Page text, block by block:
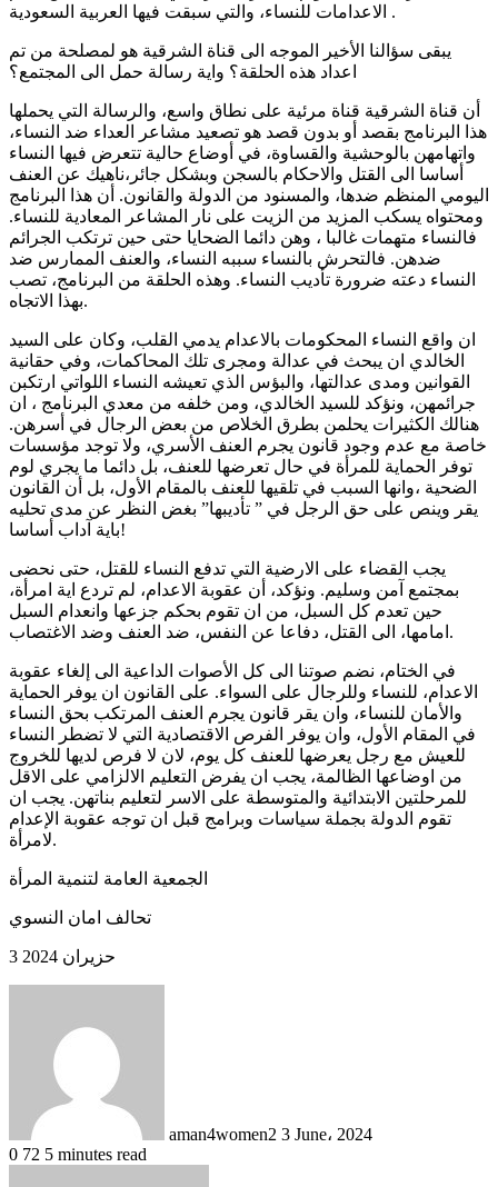
الاعدامات للنساء، والتي سبقت فيها العربية السعودية .
يبقى سؤالنا الأخير الموجه الى قناة الشرقية هو لمصلحة من تم
اعداد هذه الحلقة؟ واية رسالة حمل الى المجتمع؟
أن قناة الشرقية قناة مرئية على نطاق واسع، والرسالة التي يحملها
هذا البرنامج بقصد أو بدون قصد هو تصعيد مشاعر العداء ضد النساء،
واتهامهن بالوحشية والقساوة، في أوضاع حالية تتعرض فيها النساء
أساسا الى القتل والاحكام بالسجن وبشكل جائر،ناهيك عن العنف
اليومي المنظم ضدها، والمسنود من الدولة والقانون. أن هذا البرنامج
ومحتواه يسكب المزيد من الزيت على نار المشاعر المعادية للنساء.
فالنساء متهمات غالبا ، وهن دائما الضحايا حتى حين ترتكب الجرائم
ضدهن. فالتحرش بالنساء سببه النساء، والعنف الممارس ضد
النساء دعته ضرورة تأديب النساء. وهذه الحلقة من البرنامج، تصب
بهذا الاتجاه.
ان واقع النساء المحكومات بالاعدام يدمي القلب، وكان على السيد
الخالدي ان يبحث في عدالة ومجرى تلك المحاكمات، وفي حقانية
القوانين ومدى عدالتها، والبؤس الذي تعيشه النساء اللواتي ارتكبن
جرائمهن، ونؤكد للسيد الخالدي، ومن خلفه من معدي البرنامج ، ان
هنالك الكثيرات يحلمن بطرق الخلاص من بعض الرجال في أسرهن.
خاصة مع عدم وجود قانون يجرم العنف الأسري، ولا توجد مؤسسات
توفر الحماية للمرأة في حال تعرضها للعنف، بل دائما ما يجري لوم
الضحية ،وانها السبب في تلقيها للعنف بالمقام الأول، بل أن القانون
يقر وينص على حق الرجل في ” تأديبها” بغض النظر عن مدى تحليه
باية آداب أساسا!
يجب القضاء على الارضية التي تدفع النساء للقتل، حتى نحضى
بمجتمع آمن وسليم. ونؤكد، أن عقوبة الاعدام، لم تردع اية امرأة،
حين تعدم كل السبل، من ان تقوم بحكم جزعها وانعدام السبل
امامها، الى القتل، دفاعا عن النفس، ضد العنف وضد الاغتصاب.
في الختام، نضم صوتنا الى كل الأصوات الداعية الى إلغاء عقوبة
الاعدام، للنساء وللرجال على السواء. على القانون ان يوفر الحماية
والأمان للنساء، وان يقر قانون يجرم العنف المرتكب بحق النساء
في المقام الأول، وان يوفر الفرص الاقتصادية التي لا تضطر النساء
للعيش مع رجل يعرضها للعنف كل يوم، لان لا فرص لديها للخروج
من اوضاعها الظالمة، يجب ان يفرض التعليم الالزامي على الاقل
للمرحلتين الابتدائية والمتوسطة على الاسر لتعليم بناتهن. يجب ان
تقوم الدولة بجملة سياسات وبرامج قبل ان توجه عقوبة الإعدام
لامرأة.
الجمعية العامة لتنمية المرأة
تحالف امان النسوي
3 حزيران 2024
aman4women2 3 June، 2024
0 72 5 minutes read